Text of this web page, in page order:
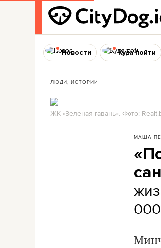
Новости Куда пойти
ЛЮДИ, ИСТОРИИ
ЖК «Зеленая гавань». Фото:
МАША